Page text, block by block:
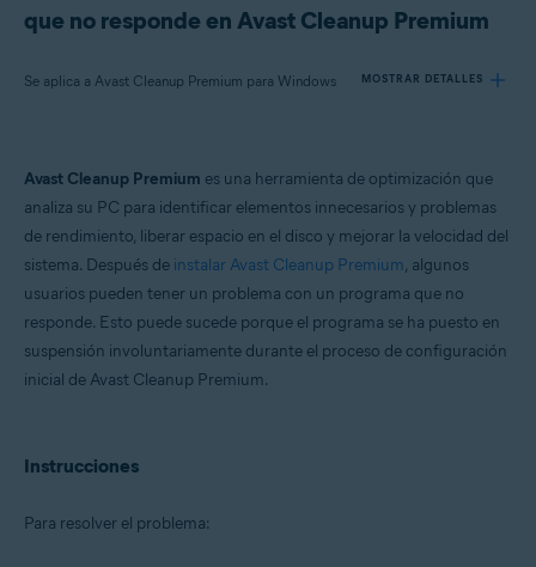
que no responde en Avast Cleanup Premium
Se aplica a Avast Cleanup Premium para Windows MOSTRAR DETALLES
Productos:
Avast Cleanup Premium 24.x para Windows
Microsoft Windows 11 Home/Pro/Enterprise/Education
Microsoft Windows 8.1/Pro/Enterprise - 32 o 64 bits
Microsoft Windows 8/Pro/Enterprise - 32 o 64 bits
Microsoft Windows 7 Home Basic/Home
Avast Cleanup Premium es una herramienta de optimización que
analiza su PC para identificar elementos innecesarios y problemas
de rendimiento, liberar espacio en el disco y mejorar la velocidad del
sistema. Después de instalar Avast Cleanup Premium, algunos
usuarios pueden tener un problema con un programa que no
responde. Esto puede sucede porque el programa se ha puesto en
suspensión involuntariamente durante el proceso de configuración
inicial de Avast Cleanup Premium.
Instrucciones
Para resolver el problema: